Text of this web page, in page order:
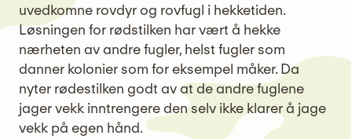
uvedkomne rovdyr og rovfugl i hekketiden.
Løsningen for rødstilken har vært å hekke
nærheten av andre fugler, helst fugler som
danner kolonier som for eksempel måker. Da
nyter rødestilken godt av at de andre fuglene
jager vekk inntrengere den selv ikke klarer å jage
vekk på egen hånd.